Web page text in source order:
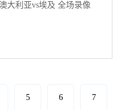
大利亚vs埃及 全场录像
5 6 7